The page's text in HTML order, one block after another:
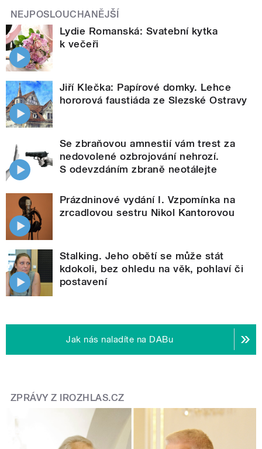
NEJPOSLOUCHANĚJŠÍ
Lydie Romanská: Svatební kytka
k večeři
Jiří Klečka: Papírové domky. Lehce
hororová faustiáda ze Slezské Ostravy
Se zbraňovou amnestií vám trest za
nedovolené ozbrojování nehrozí.
S odevzdáním zbraně neotálejte
Prázdninové vydání I. Vzpomínka na
zrcadlovou sestru Nikol Kantorovou
Stalking. Jeho obětí se může stát
kdokoli, bez ohledu na věk, pohlaví či
postavení
Jak nás naladíte na DABu
ZPRÁVY Z IROZHLAS.CZ